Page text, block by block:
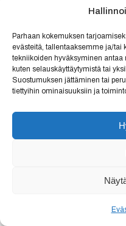
Parhaan kokemuksen
evästeitä, tallentaaksemme ja/tai
tekniikoiden hyväksyminen
kuten selauskäyttäytymistä tai
Suostumuksen jättäminen tai
tiettyihin ominaisuuksiin ja